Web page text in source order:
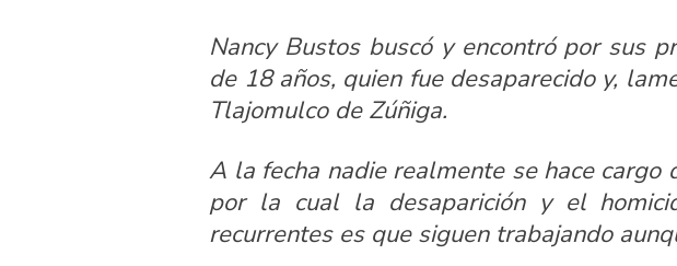
Nancy Bustos buscó y encontró por sus
de 18 años, quien fue desaparecido y,
Tlajomulco de Zúñiga.
A la fecha nadie realmente se hace
por la cual la desaparición y el
recurrentes es que siguen trabajando